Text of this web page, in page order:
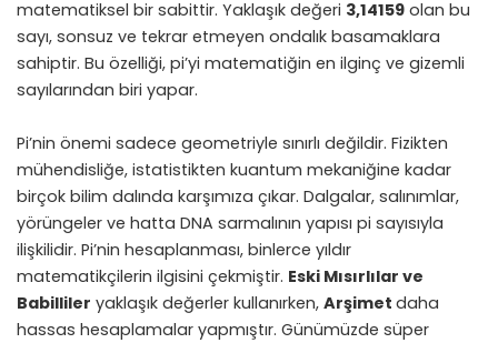
matematiksel bir sabittir. Yaklaşık değeri 3,14159 olan bu
sayı, sonsuz ve tekrar etmeyen ondalık basamaklara
sahiptir. Bu özelliği, pi’yi matematiğin en ilginç ve gizemli
sayılarından biri yapar.
Pi’nin önemi sadece geometriyle sınırlı değildir. Fizikten
mühendisliğe, istatistikten kuantum mekaniğine kadar
birçok bilim dalında karşımıza çıkar. Dalgalar, salınımlar,
yörüngeler ve hatta DNA sarmalının yapısı pi sayısıyla
ilişkilidir. Pi’nin hesaplanması, binlerce yıldır
matematikçilerin ilgisini çekmiştir. Eski Mısırlılar ve
Babilliler yaklaşık değerler kullanırken, Arşimet daha
hassas hesaplamalar yapmıştır. Günümüzde süper